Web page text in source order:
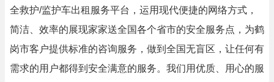
全救护/监护车出租服务平台，运用现代便捷的网络方式，
简洁、效率的展现家家送全国各个省市的安全服务点，为鹤
岗市客户提供标准的咨询服务，做到全国无盲区，让任何有
需求的用户都得到安全满意的服务。我们用优质、用心的服